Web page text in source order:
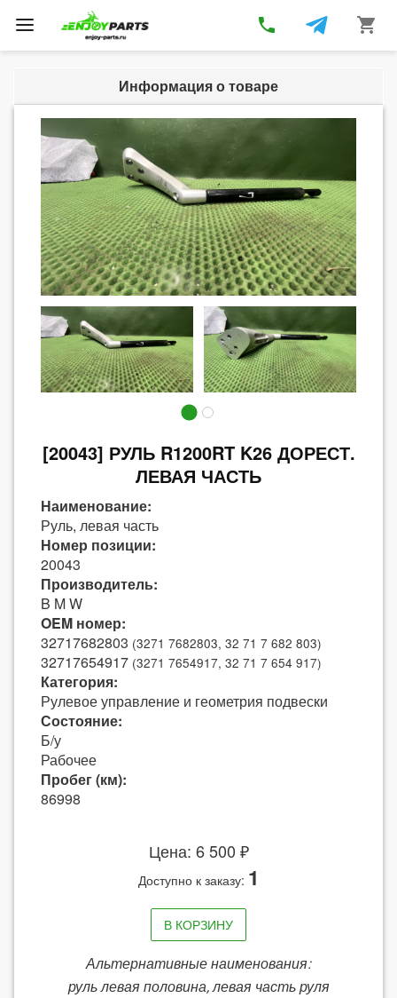
Toggle
navigation
phone shopping_cart
Информация о товаре
[20043] РУЛЬ R1200RT K26 ДОРЕСТ.
ЛЕВАЯ ЧАСТЬ
Наименование:
Руль, левая часть
Номер позиции:
20043
Производитель:
B M W
OEM номер:
32717682803 (3271 7682803, 32 71 7 682 803)
32717654917 (3271 7654917, 32 71 7 654 917)
Категория:
Рулевое управление и геометрия подвески
Состояние:
Б/у
Рабочее
Пробег (км):
86998
Цена: 6 500 ₽
Доступно к заказу: 1
В КОРЗИНУ
Альтернативные наименования:
руль левая половина, левая часть руля